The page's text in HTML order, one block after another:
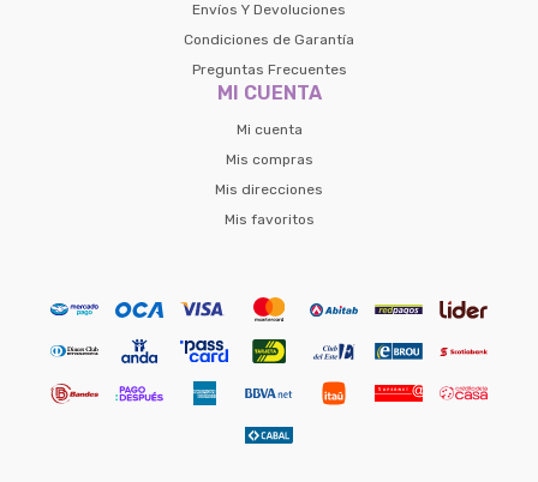
Envíos Y Devoluciones
Condiciones de Garantía
Preguntas Frecuentes
MI CUENTA
Mi cuenta
Mis compras
Mis direcciones
Mis favoritos